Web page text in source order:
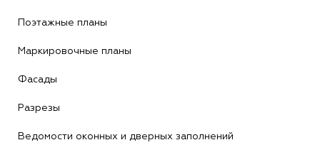
Поэтажные планы
Маркировочные планы
Фасады
Разрезы
Ведомости оконных и дверных заполнений